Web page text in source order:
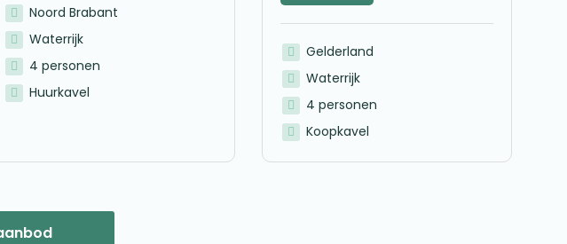
Noord Brabant
Waterrijk
4 personen
Huurkavel
Gelderland
Waterrijk
4 personen
Koopkavel